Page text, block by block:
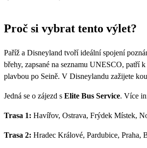
Proč si vybrat tento výlet?
Paříž a Disneyland tvoří ideální spojení
břehy, zapsané na seznamu UNESCO, patří
plavbou po Seině. V Disneylandu zažijete
Jedná se o zájezd s Elite Bus Service. Více
Trasa 1: Havířov, Ostrava, Frýdek Místek,
Trasa 2: Hradec Králové, Pardubice, Praha,